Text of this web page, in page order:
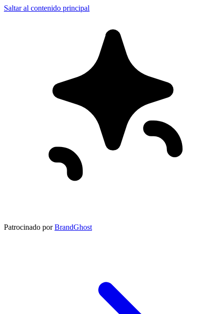
Saltar al contenido principal
Patrocinado por BrandGhost